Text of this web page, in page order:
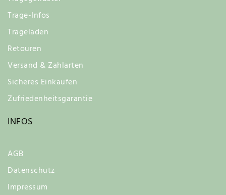
Trage-Infos
Trageladen
Retouren
Versand & Zahlarten
Sicheres Einkaufen
Zufriedenheitsgarantie
INFOS
AGB
Datenschutz
Impressum